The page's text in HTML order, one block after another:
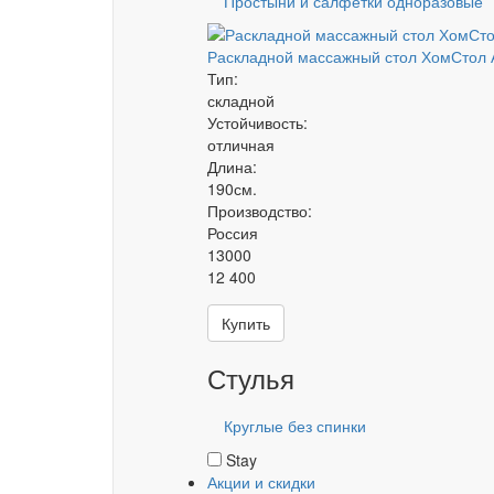
Раскладной массажный стол ХомСтол
Тип:
складной
Устойчивость:
отличная
Длина:
190см.
Производство:
Россия
13000
12 400
Купить
Стулья
Круглые без спинки
Stay
Акции и скидки